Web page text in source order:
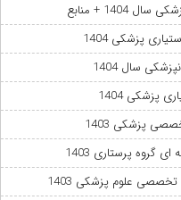
+ منابع
پزشکی 1404
سال 1404
پزشکی 1404
پزشکی 1403
گروه پرستاری 1403
علوم پزشکی 1403